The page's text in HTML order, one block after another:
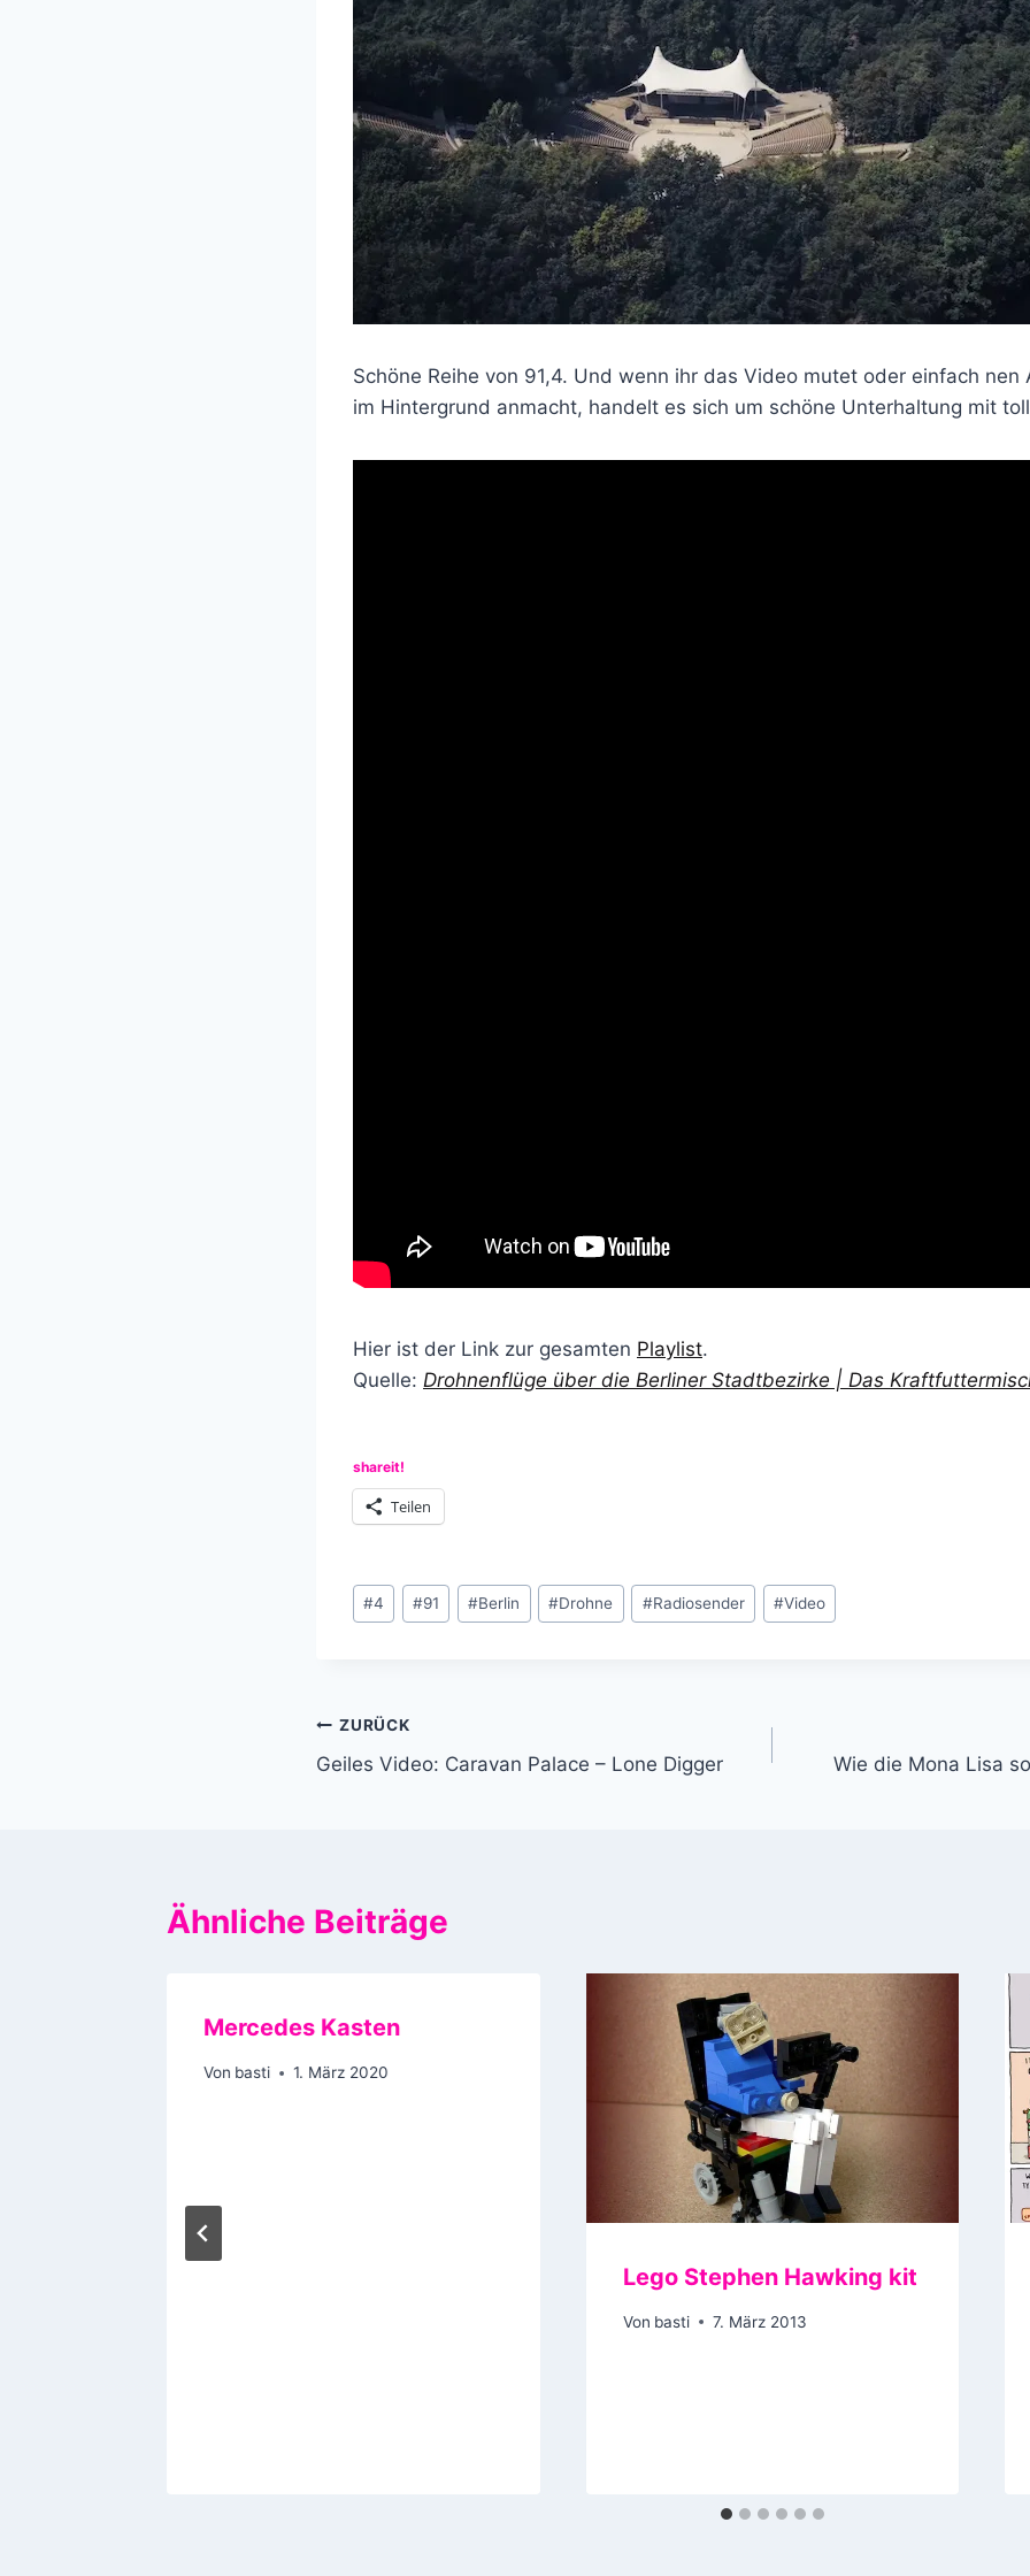
Schöne Reihe von 91,4. Und wenn ihr das Video mutet oder einfach nen
im Hintergrund anmacht, handelt es sich um schöne Unterhaltung mit
Hier ist der Link zur gesamten Playlist.
Quelle: Drohnenflüge über die Berliner Stadtbezirke | Das
shareit!
Teilen
Schlagworte:
#4 #91 #Berlin #Drohne #Radiosender #Video
Beitragsnavigation
ZURÜCK
Geiles Video: Caravan Palace – Lone Digger Wie die Mona Lisa
Ähnliche Beiträge
Mercedes Kasten
Von basti 1. März 2020
Lego Stephen Hawking kit
Von basti 7. März 2013